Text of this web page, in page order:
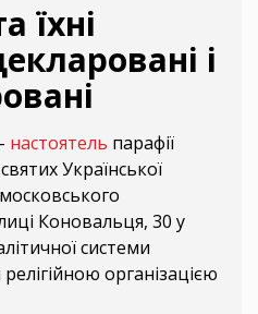
їхні
і
настоятель парафії
Української
Коновальця, 30 у
системи
організацією